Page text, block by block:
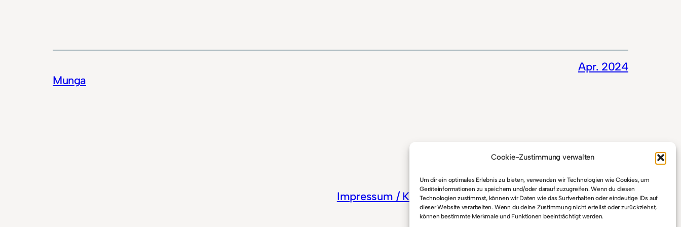
Cookie-Zustimmung verwalten
Um dir ein optimales Erlebnis zu bieten, verwenden wir Technologien wie Cookies, um
Geräteinformationen zu speichern und/oder darauf zuzugreifen. Wenn du diesen
Technologien zustimmst, können wir Daten wie das Surfverhalten oder eindeutige IDs auf
dieser Website verarbeiten. Wenn du deine Zustimmung nicht erteilst oder zurückziehst,
können bestimmte Merkmale und Funktionen beeinträchtigt werden.
Munga
Apr. 2024
Impressum / Kontakt Datenschutz